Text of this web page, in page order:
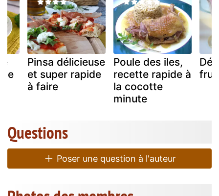
Pinsa délicieuse
et super rapide
à faire
Poule des iles,
recette rapide à
la cocotte
minute
Questions
Poser une question à l'auteur